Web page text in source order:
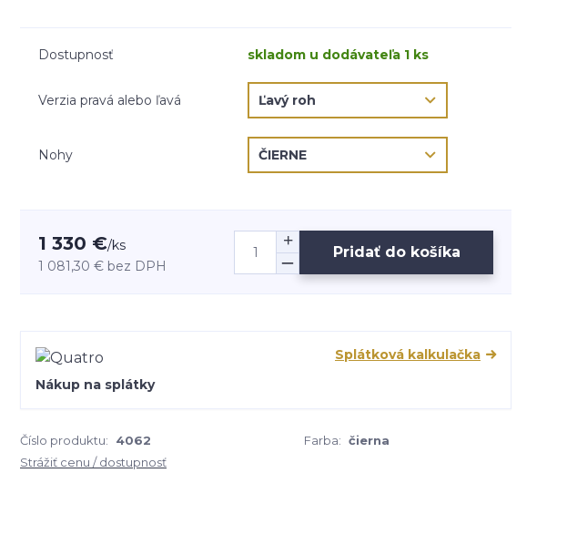
Dostupnosť skladom u dodávateľa 1 ks
Verzia pravá alebo ľavá
Nohy
1 330 €/ks
1 081,30 € bez DPH
Pridať do košíka
Splátková kalkulačka
Nákup na splátky
Číslo produktu: 4062 Farba: čierna
Strážiť cenu / dostupnosť